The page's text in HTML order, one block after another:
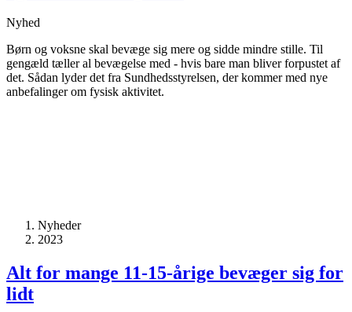
Nyhed
Børn og voksne skal bevæge sig mere og sidde mindre stille. Til
gengæld tæller al bevægelse med - hvis bare man bliver forpustet af
det. Sådan lyder det fra Sundhedsstyrelsen, der kommer med nye
anbefalinger om fysisk aktivitet.
Nyheder
2023
Alt for mange 11-15-årige bevæger sig for
lidt